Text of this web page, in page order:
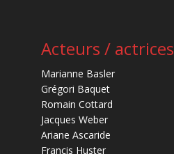
Acteurs / actrices
Marianne Basler
Grégori Baquet
Romain Cottard
Jacques Weber
Ariane Ascaride
Francis Huster